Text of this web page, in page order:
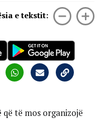
e tekstit:
të mos organizojë